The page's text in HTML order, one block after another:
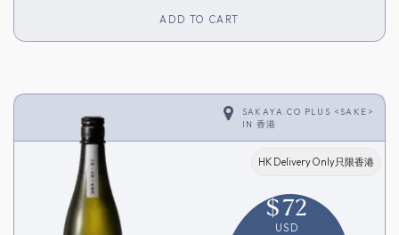
ADD TO CART
SAKAYA.CO PLUS <SAKE>
IN 香港
HK Delivery Only只限香港
$72
USD